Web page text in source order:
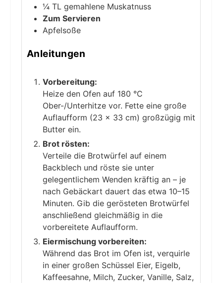
¼ TL gemahlene Muskatnuss
Zum Servieren
Apfelsoße
Anleitungen
Vorbereitung:
Heize den Ofen auf 180 °C
Ober-/Unterhitze vor. Fette eine große
Auflaufform (23 × 33 cm) großzügig mit
Butter ein.
Brot rösten:
Verteile die Brotwürfel auf einem
Backblech und röste sie unter
gelegentlichem Wenden kräftig an – je
nach Gebäckart dauert das etwa 10–15
Minuten. Gib die gerösteten Brotwürfel
anschließend gleichmäßig in die
vorbereitete Auflaufform.
Eiermischung vorbereiten:
Während das Brot im Ofen ist, verquirle
in einer großen Schüssel Eier, Eigelb,
Kaffeesahne, Milch, Zucker, Vanille, Salz,